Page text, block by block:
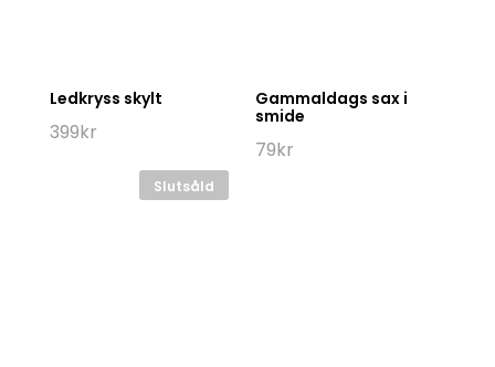
Ledkryss skylt
399kr
Gammaldags sax i
smide
79kr
Slutsåld